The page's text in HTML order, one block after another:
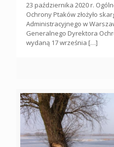
23 października 2020 r.
Ochrony Ptaków złożyło
Administracyjnego w
Generalnego Dyrektora
wydaną 17 września […]